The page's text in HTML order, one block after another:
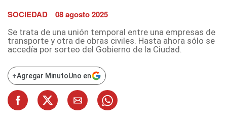
SOCIEDAD 08 agosto 2025
Se trata de una unión temporal entre una empresas de
transporte y otra de obras civiles. Hasta ahora sólo se
accedía por sorteo del Gobierno de la Ciudad.
+Agregar MinutoUno en